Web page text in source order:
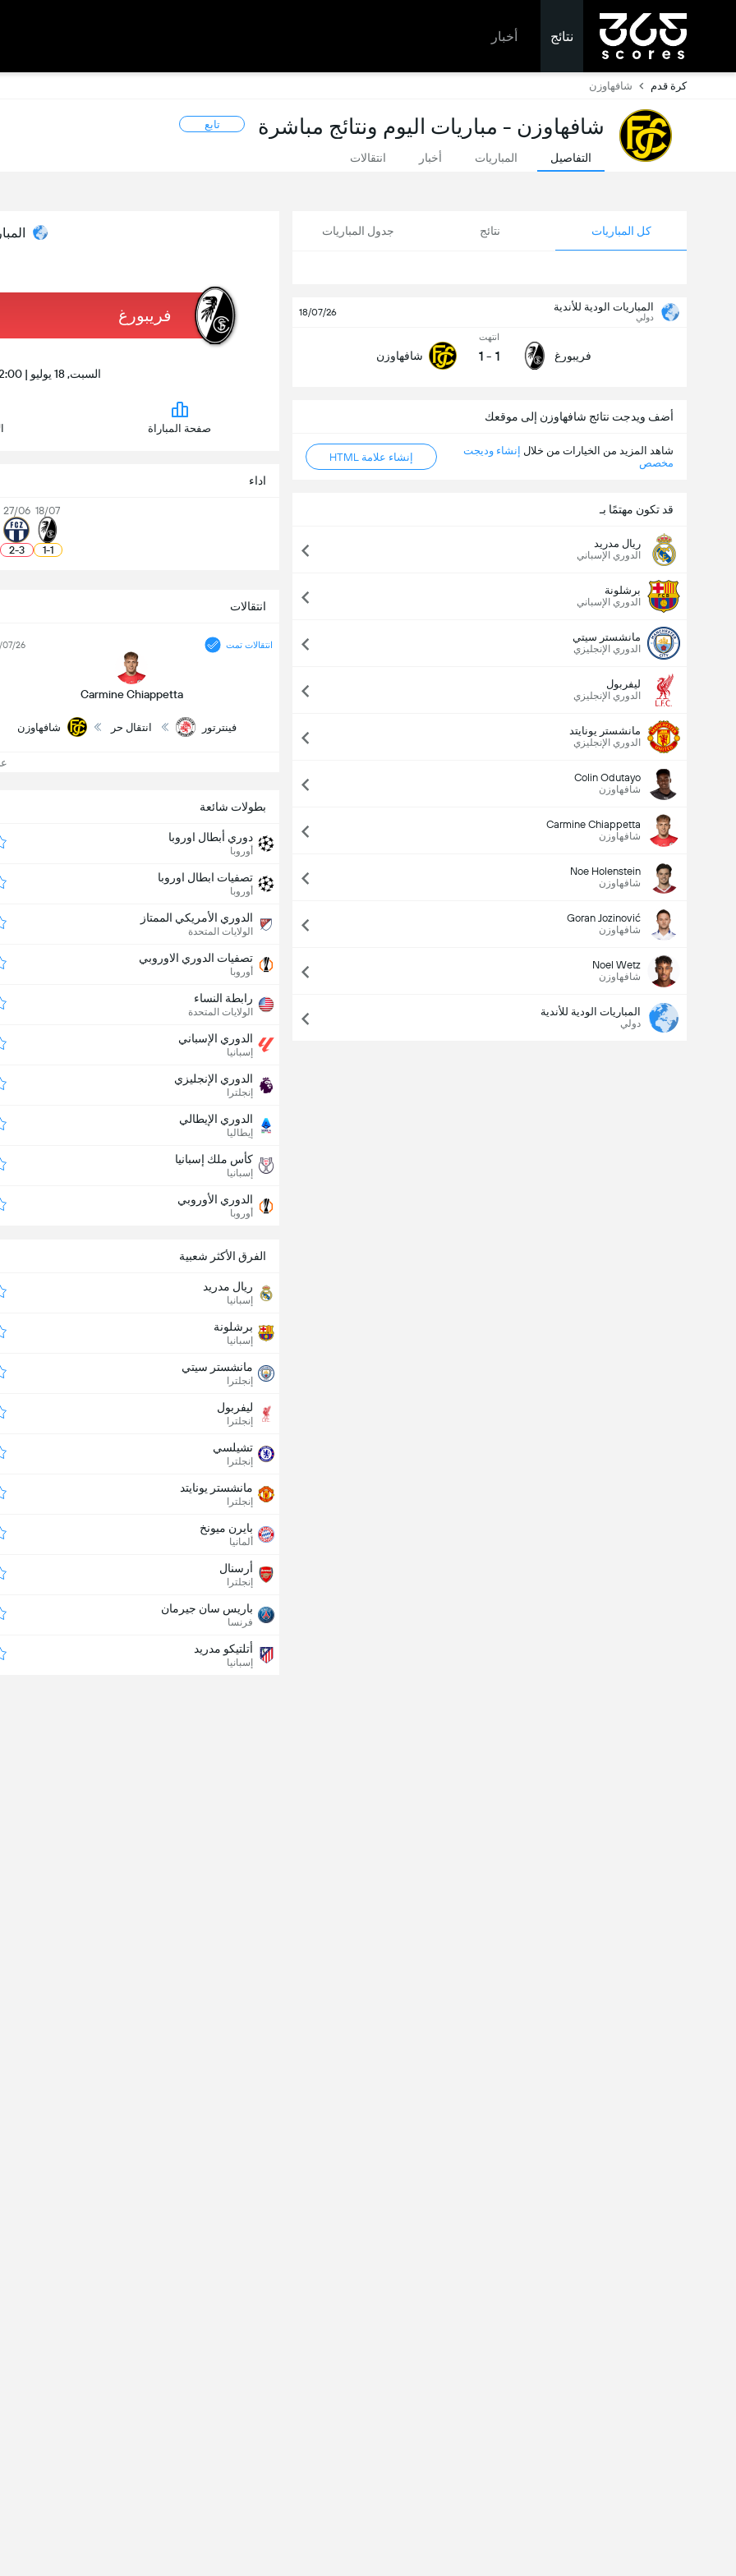
نتائج أخبار
كرة قدم شافهاوزن
شافهاوزن - مباريات اليوم ونتائج مباشرة تابع
التفاصيل المباريات أخبار انتقالات
كل المباريات نتائج جدول المباريات
المباريات الودية للأندية
دولي 18/07/26
فريبورغ
انتهت
1
-
1 شافهاوزن
أضف ويدجت نتائج شافهاوزن إلى موقعك
شاهد المزيد من الخيارات من خلال إنشاء وديجت
مخصص
إنشاء علامة HTML
قد تكون مهتمًا بـ
ريال مدريد
الدوري الإسباني
برشلونة
الدوري الإسباني
مانشستر سيتي
الدوري الإنجليزي
ليفربول
الدوري الإنجليزي
مانشستر يونايتد
الدوري الإنجليزي
Colin Odutayo
شافهاوزن
Carmine Chiappetta
شافهاوزن
Noe Holenstein
شافهاوزن
Goran Jozinović
شافهاوزن
Noel Wetz
شافهاوزن
المباريات الودية للأندية
دولي
فريبورغ
السبت, 18 يوليو | 02:00 م | Sportplatz Mundingen
صفحة المباراة
اداء
18/07
1
-
1
27/06
3
-
2
انتقالات
انتقالات تمت
Carmine Chiappetta
07/26
فينترتور انتقال حر شافهاوزن
بطولات شائعة
دوري أبطال اوروبا
أوروبا
تصفيات ابطال اوروبا
أوروبا
الدوري الأمريكي الممتاز
الولايات المتحدة
تصفيات الدوري الاوروبي
أوروبا
رابطة النساء
الولايات المتحدة
الدوري الإسباني
إسبانيا
الدوري الإنجليزي
إنجلترا
الدوري الإيطالي
إيطاليا
كأس ملك إسبانيا
إسبانيا
الدوري الأوروبي
أوروبا
الفرق الأكثر شعبية
ريال مدريد
إسبانيا
برشلونة
إسبانيا
مانشستر سيتي
إنجلترا
ليفربول
إنجلترا
تشيلسي
إنجلترا
مانشستر يونايتد
إنجلترا
بايرن ميونخ
ألمانيا
أرسنال
إنجلترا
باريس سان جيرمان
فرنسا
أتلتيكو مدريد
إسبانيا